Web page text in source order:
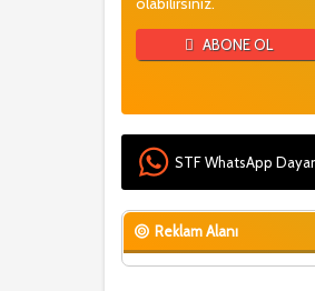
ABONE OL
STF WhatsApp
Reklam Alanı